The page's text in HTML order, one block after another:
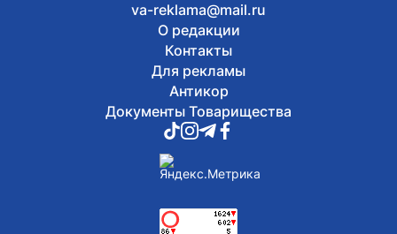
va-reklama@mail.ru
О редакции
Контакты
Для рекламы
Антикор
Документы Товарищества